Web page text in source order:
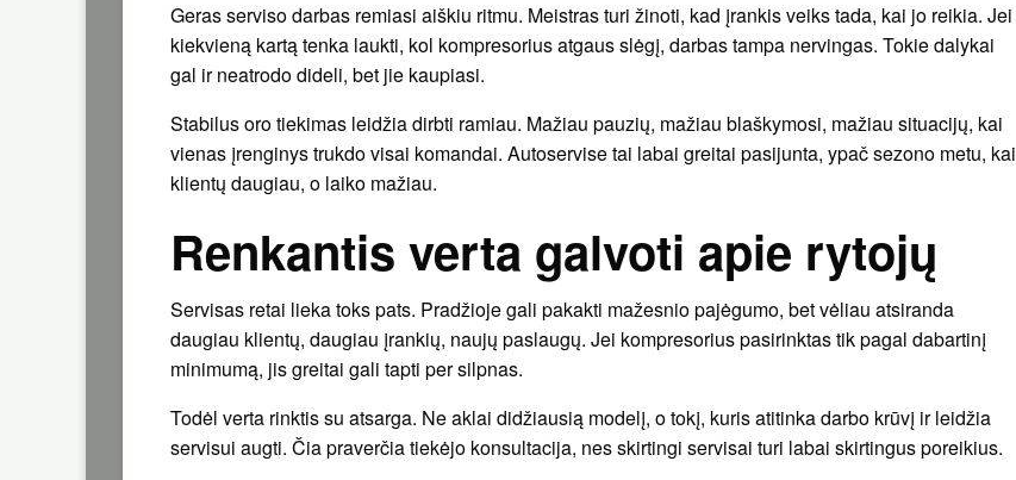
Geras serviso darbas remiasi aiškiu ritmu. Meistras turi žinoti, kad įrankis veiks tada, kai jo reikia. Jei
kiekvieną kartą tenka laukti, kol kompresorius atgaus slėgį, darbas tampa nervingas. Tokie dalykai
gal ir neatrodo dideli, bet jie kaupiasi.
Stabilus oro tiekimas leidžia dirbti ramiau. Mažiau pauzių, mažiau blaškymosi, mažiau situacijų, kai
vienas įrenginys trukdo visai komandai. Autoservise tai labai greitai pasijunta, ypač sezono metu, kai
klientų daugiau, o laiko mažiau.
Renkantis verta galvoti apie rytojų
Servisas retai lieka toks pats. Pradžioje gali pakakti mažesnio pajėgumo, bet vėliau atsiranda
daugiau klientų, daugiau įrankių, naujų paslaugų. Jei kompresorius pasirinktas tik pagal dabartinį
minimumą, jis greitai gali tapti per silpnas.
Todėl verta rinktis su atsarga. Ne aklai didžiausią modelį, o tokį, kuris atitinka darbo krūvį ir leidžia
servisui augti. Čia praverčia tiekėjo konsultacija, nes skirtingi servisai turi labai skirtingus poreikius.